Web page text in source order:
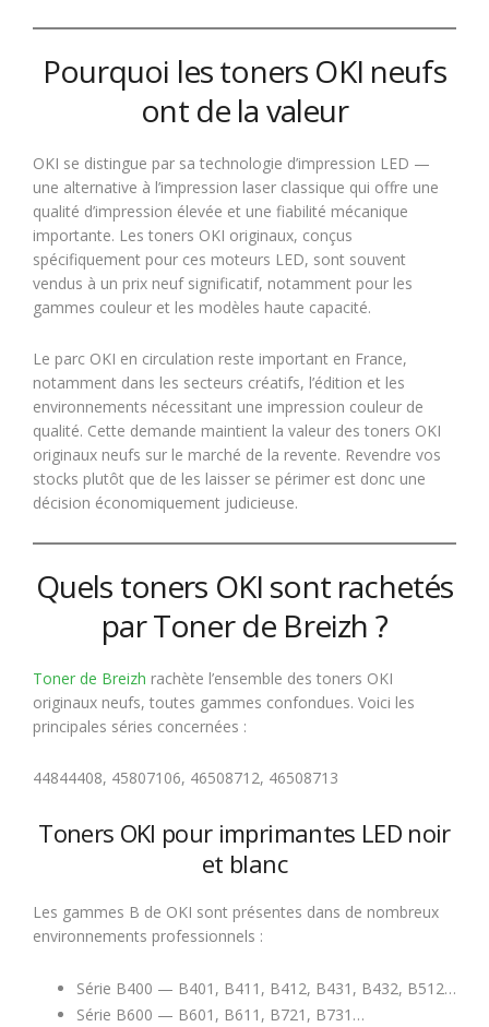
Pourquoi les toners OKI neufs
ont de la valeur
OKI se distingue par sa technologie d’impression LED —
une alternative à l’impression laser classique qui offre une
qualité d’impression élevée et une fiabilité mécanique
importante. Les toners OKI originaux, conçus
spécifiquement pour ces moteurs LED, sont souvent
vendus à un prix neuf significatif, notamment pour les
gammes couleur et les modèles haute capacité.
Le parc OKI en circulation reste important en France,
notamment dans les secteurs créatifs, l’édition et les
environnements nécessitant une impression couleur de
qualité. Cette demande maintient la valeur des toners OKI
originaux neufs sur le marché de la revente. Revendre vos
stocks plutôt que de les laisser se périmer est donc une
décision économiquement judicieuse.
Quels toners OKI sont rachetés
par Toner de Breizh ?
Toner de Breizh rachète l’ensemble des toners OKI
originaux neufs, toutes gammes confondues. Voici les
principales séries concernées :
44844408, 45807106, 46508712, 46508713
Toners OKI pour imprimantes LED noir
et blanc
Les gammes B de OKI sont présentes dans de nombreux
environnements professionnels :
Série B400 — B401, B411, B412, B431, B432, B512…
Série B600 — B601, B611, B721, B731…